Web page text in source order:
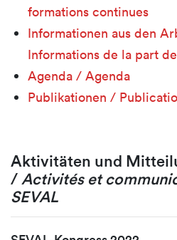
formations continues
Informationen aus den
Informations de la part
Agenda / Agenda
Publikationen /
Aktivitäten und
/Activités et
SEVAL